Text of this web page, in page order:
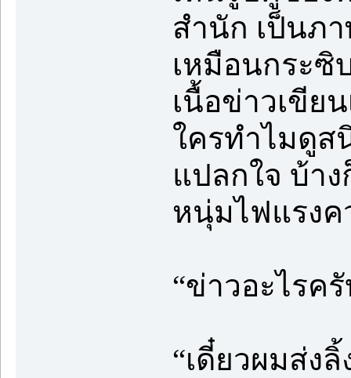
สำนัก เป็นภ
เหมือนกระซิ
เนื้อข่าวเขีย
ใครทำไมดูส
แปลกใจ บ้า
หนุ่มไฟแรง
“ข่าวอะไรค
“เดี๋ยวผมส่ง